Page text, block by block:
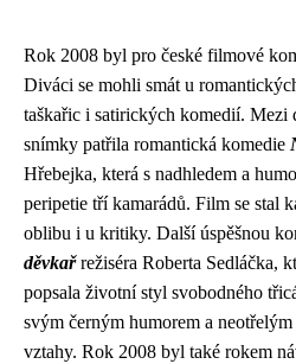
Rok 2008 byl pro české filmové
Diváci se mohli smát u
taškařic i satirických komedií. Mezi
snímky patřila romantická komedie
Hřebejka, která s nadhledem a
peripetie tří kamarádů. Film se stal
oblibu i u kritiky. Další úspěšnou
děvkařrežiséra Roberta Sedláčka,
popsala životní styl svobodného
svým černým humorem a
vztahy. Rok 2008 byl také rokem